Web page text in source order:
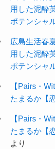
用した泥酔
ポテンシャ
広島生活春
用した泥酔
ポテンシャ
【Pairs・
たまるか【
【Pairs・
たまるか【
より